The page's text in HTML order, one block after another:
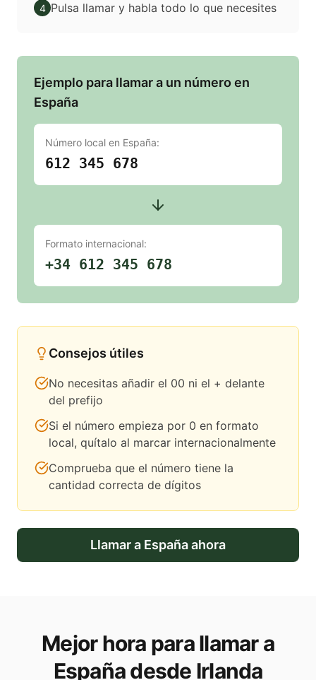
4 Pulsa llamar y habla todo lo que necesites
Ejemplo para llamar a un número en
España
Número local en España:
612 345 678
Formato internacional:
+34 612 345 678
Consejos útiles
No necesitas añadir el 00 ni el + delante
del prefijo
Si el número empieza por 0 en formato
local, quítalo al marcar internacionalmente
Comprueba que el número tiene la
cantidad correcta de dígitos
Llamar a Españaahora
Mejor hora para llamar a
España desde Irlanda